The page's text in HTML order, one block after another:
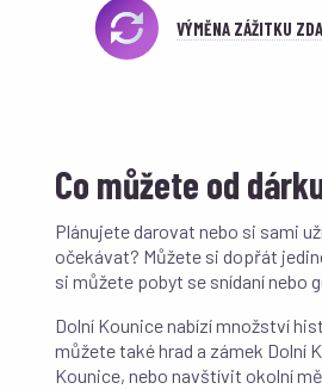
VÝMĚNA ZÁŽITKU
Co můžete od
Plánujete darovat nebo si sami
očekávat? Můžete si dopřát
si můžete pobyt se snídaní nebo
Dolní Kounice nabízí množství
můžete také hrad a zámek Dolní
Kounice, nebo navštívit okolní